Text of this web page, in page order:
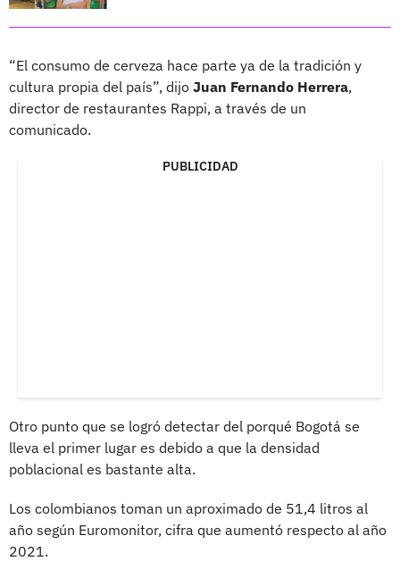
“El consumo de cerveza hace parte ya de la tradición y
cultura propia del país”, dijo Juan Fernando Herrera,
director de restaurantes Rappi, a través de un
comunicado.
PUBLICIDAD
Otro punto que se logró detectar del porqué Bogotá se
lleva el primer lugar es debido a que la densidad
poblacional es bastante alta.
Los colombianos toman un aproximado de 51,4 litros al
año según Euromonitor, cifra que aumentó respecto al año
2021.